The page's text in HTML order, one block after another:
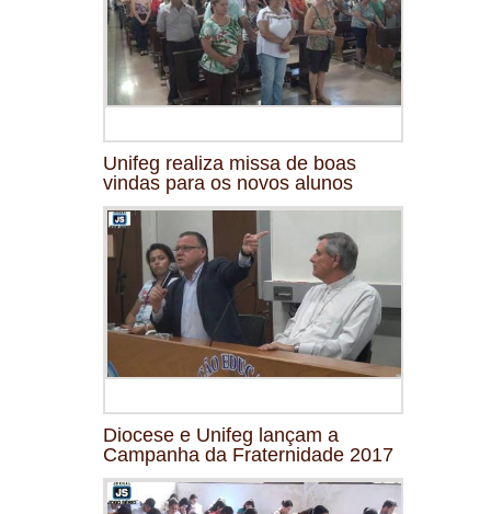
Unifeg realiza missa de boas
vindas para os novos alunos
Diocese e Unifeg lançam a
Campanha da Fraternidade 2017